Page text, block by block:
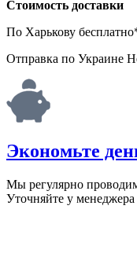
Стоимость доставки
По Харькову
Отправка по Украине
Экономьте
Мы регулярно
Уточняйте у менеджера